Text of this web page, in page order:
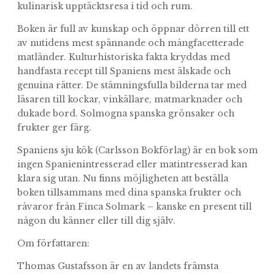
kulinarisk upptäcktsresa i tid och rum.
Boken är full av kunskap och öppnar dörren till ett
av nutidens mest spännande och mångfacetterade
matländer. Kulturhistoriska fakta kryddas med
handfasta recept till Spaniens mest älskade och
genuina rätter. De stämningsfulla bilderna tar med
läsaren till kockar, vinkällare, matmarknader och
dukade bord. Solmogna spanska grönsaker och
frukter ger färg.
Spaniens sju kök (Carlsson Bokförlag) är en bok som
ingen Spanienintresserad eller matintresserad kan
klara sig utan. Nu finns möjligheten att beställa
boken tillsammans med dina spanska frukter och
råvaror från Finca Solmark – kanske en present till
någon du känner eller till dig själv.
Om författaren:
Thomas Gustafsson är en av landets främsta